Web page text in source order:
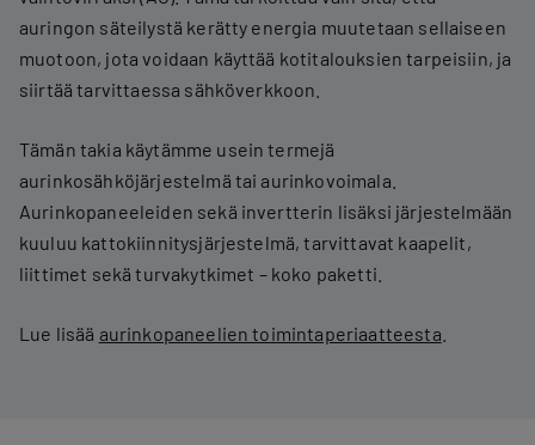
auringon säteilystä kerätty energia muutetaan sellaiseen
muotoon, jota voidaan käyttää kotitalouksien tarpeisiin, ja
siirtää tarvittaessa sähköverkkoon.
Tämän takia käytämme usein termejä
aurinkosähköjärjestelmä tai aurinkovoimala.
Aurinkopaneeleiden sekä invertterin lisäksi järjestelmään
kuuluu kattokiinnitysjärjestelmä, tarvittavat kaapelit,
liittimet sekä turvakytkimet – koko paketti.
Lue lisää aurinkopaneelien toimintaperiaatteesta